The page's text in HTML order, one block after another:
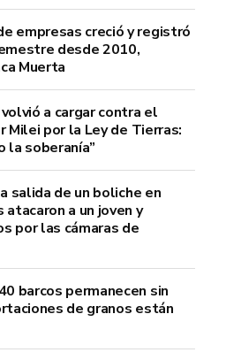
empresas creció y registró
desde 2010,
Muerta
a cargar contra el
Milei por la Ley de Tierras:
la soberanía”
salida de un boliche en
atacaron a un joven y
por las cámaras de
barcos permanecen sin
de granos están